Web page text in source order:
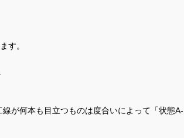
す。
が何本も目立つものは度合いによって「状態A-